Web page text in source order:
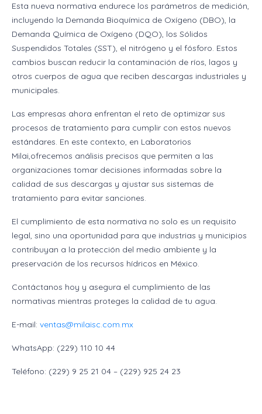
Esta nueva normativa endurece los parámetros de medición,
incluyendo la Demanda Bioquímica de Oxígeno (DBO), la
Demanda Química de Oxígeno (DQO), los Sólidos
Suspendidos Totales (SST), el nitrógeno y el fósforo. Estos
cambios buscan reducir la contaminación de ríos, lagos y
otros cuerpos de agua que reciben descargas industriales y
municipales.
Las empresas ahora enfrentan el reto de optimizar sus
procesos de tratamiento para cumplir con estos nuevos
estándares. En este contexto, en Laboratorios
Milai,ofrecemos análisis precisos que permiten a las
organizaciones tomar decisiones informadas sobre la
calidad de sus descargas y ajustar sus sistemas de
tratamiento para evitar sanciones.
El cumplimiento de esta normativa no solo es un requisito
legal, sino una oportunidad para que industrias y municipios
contribuyan a la protección del medio ambiente y la
preservación de los recursos hídricos en México.
Contáctanos hoy y asegura el cumplimiento de las
normativas mientras proteges la calidad de tu agua.
E-mail: ventas@milaisc.com.mx
WhatsApp: (229) 110 10 44
Teléfono: (229) 9 25 21 04 – (229) 925 24 23